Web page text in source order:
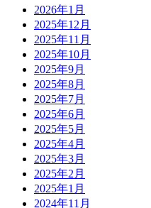
2026年1月
2025年12月
2025年11月
2025年10月
2025年9月
2025年8月
2025年7月
2025年6月
2025年5月
2025年4月
2025年3月
2025年2月
2025年1月
2024年11月